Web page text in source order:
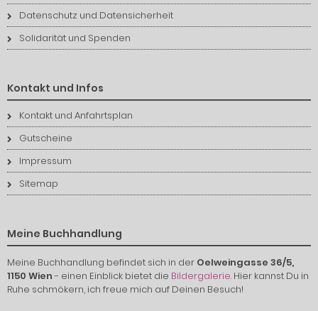
Datenschutz und Datensicherheit
Solidarität und Spenden
Kontakt und Infos
Kontakt und Anfahrtsplan
Gutscheine
Impressum
Sitemap
Meine Buchhandlung
Meine Buchhandlung befindet sich in der Oelweingasse 36/5,
1150 Wien- einen Einblick bietet die Bildergalerie. Hier kannst Du in
Ruhe schmökern, ich freue mich auf Deinen Besuch!